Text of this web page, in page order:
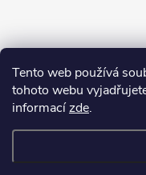
Tento web používá
tohoto webu
informacízde.